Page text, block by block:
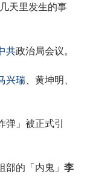
天里发生的事
共政治局会议。
兴瑞、黄坤明、
弹」被正式引
的「内鬼」 李